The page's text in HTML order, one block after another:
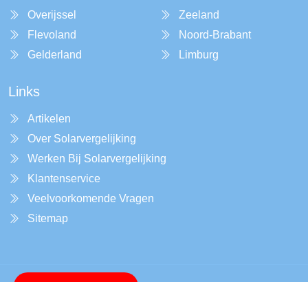
Overijssel
Flevoland
Gelderland
Zeeland
Noord-Brabant
Limburg
Links
Artikelen
Over Solarvergelijking
Werken Bij Solarvergelijking
Klantenservice
Veelvoorkomende Vragen
Sitemap